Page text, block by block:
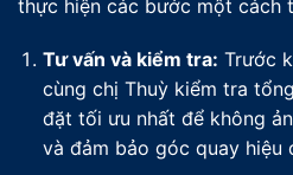
thực hiện các bước một cách
Tư vấn và kiểm tra: Trước
cùng chị Thuỳ kiểm tra
đặt tối ưu nhất để không
và đảm bảo góc quay hiệu